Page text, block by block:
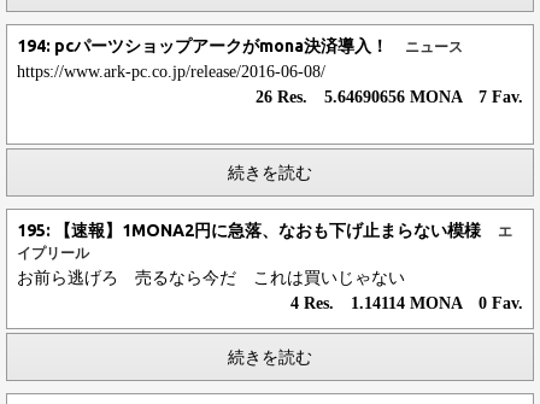
194: pcパーツショップアークがmona決済導入！ ニュース
https://www.ark-pc.co.jp/release/2016-06-08/
26 Res. 5.64690656 MONA 7 Fav.
続きを読む
195: 【速報】1MONA2円に急落、なおも下げ止まらない模様
エ
イプリール
お前ら逃げろ 売るなら今だ これは買いじゃない
4 Res. 1.14114 MONA 0 Fav.
続きを読む